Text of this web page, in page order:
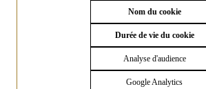
Nom du cookie
Durée de vie du cookie
Analyse d'audience
Google Analytics